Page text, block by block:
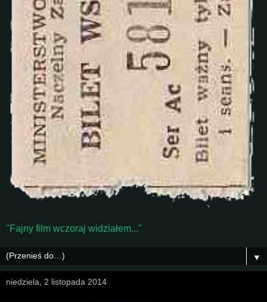
"Fajny film wczoraj widziałem..."
▼
niedziela, 2 listopada 2014